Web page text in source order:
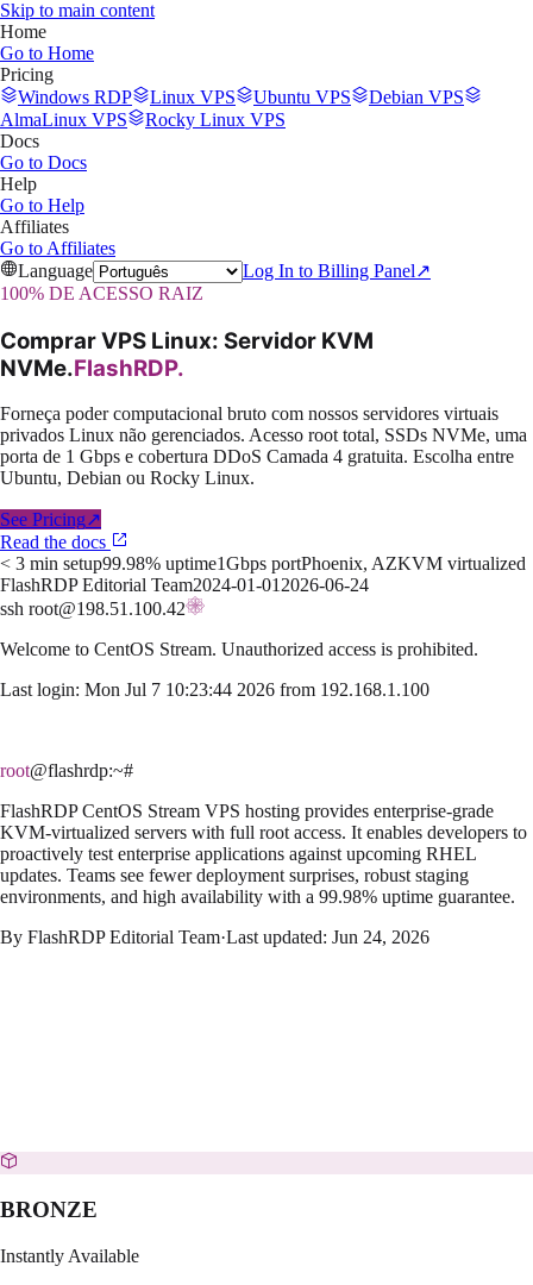
Skip to main content
Home
Go to Home
Pricing
Windows RDP
Linux VPS Ubuntu VPS
Debian VPS
AlmaLinux VPS
Rocky Linux VPS
Docs
Go to Docs
Help
Go to Help
Affiliates
Go to Affiliates
Language
Log In to Billing Panel↗
100% DE ACESSO RAIZ
Comprar VPS Linux: Servidor KVM
NVMe.FlashRDP.
Forneça poder computacional bruto com nossos servidores virtuais
privados Linux não gerenciados. Acesso root total, SSDs NVMe, uma
porta de 1 Gbps e cobertura DDoS Camada 4 gratuita. Escolha entre
Ubuntu, Debian ou Rocky Linux.
See Pricing↗
Read the docs
< 3 min setup99.98% uptime1Gbps portPhoenix, AZKVM virtualized
FlashRDP Editorial Team2024-01-012026-06-24
ssh root@198.51.100.42
Welcome to CentOS Stream. Unauthorized access is prohibited.
Last login: Mon Jul 7 10:23:44 2026 from 192.168.1.100
root@flashrdp:~#
FlashRDP CentOS Stream VPS hosting provides enterprise-grade
KVM-virtualized servers with full root access. It enables developers to
proactively test enterprise applications against upcoming RHEL
updates. Teams see fewer deployment surprises, robust staging
environments, and high availability with a 99.98% uptime guarantee.
By FlashRDP Editorial Team·Last updated: Jun 24, 2026
BRONZE
Instantly Available